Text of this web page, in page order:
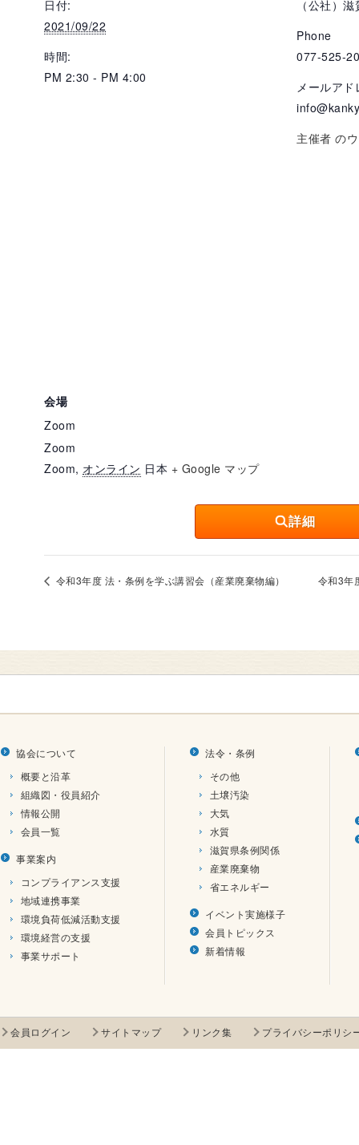
日付:
2021/09/22
時間:
PM 2:30 - PM 4:00
（公社）
Phone
077-525-
メールアド
主催者 の
会場
Zoom
Zoom
Zoom, オンライン 日本 + Google マップ
詳細
令和3年度 法・条例を学ぶ講習会（産業廃棄物編） 令和3年
協会について
概要と沿革
組織図・役員紹介
情報公開
会員一覧
事業案内
コンプライアンス支援
地域連携事業
環境負荷低減活動支援
環境経営の支援
事業サポート
法令・条例
その他
土壌汚染
大気
水質
滋賀県条例関係
産業廃棄物
省エネルギー
イベント実施様子
会員トピックス
新着情報
会員ログイン サイトマップ リンク集 プライバシーポリシ